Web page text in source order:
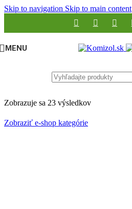
Skip to navigation Skip to main content
MENU
Zobrazuje sa 23 výsledkov
Zobraziť e-shop kategórie